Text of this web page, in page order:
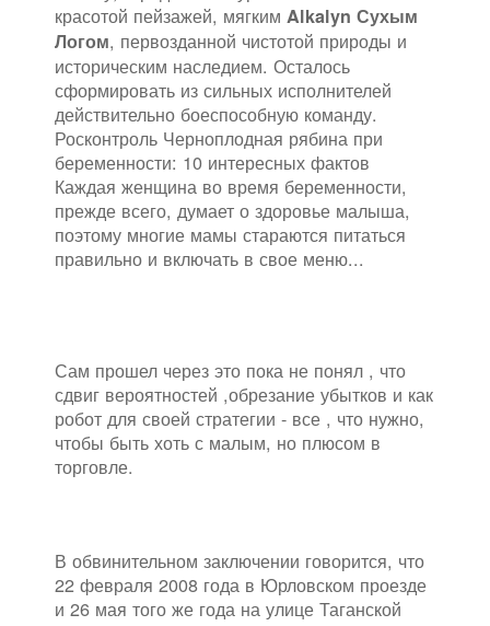
красотой пейзажей, мягким Alkalyn Сухым
Логом, первозданной чистотой природы и
историческим наследием. Осталось
сформировать из сильных исполнителей
действительно боеспособную команду.
Росконтроль Черноплодная рябина при
беременности: 10 интересных фактов
Каждая женщина во время беременности,
прежде всего, думает о здоровье малыша,
поэтому многие мамы стараются питаться
правильно и включать в свое меню...
Сам прошел через это пока не понял , что
сдвиг вероятностей ,обрезание убытков и как
робот для своей стратегии - все , что нужно,
чтобы быть хоть с малым, но плюсом в
торговле.
В обвинительном заключении говорится, что
22 февраля 2008 года в Юрловском проезде
и 26 мая того же года на улице Таганской